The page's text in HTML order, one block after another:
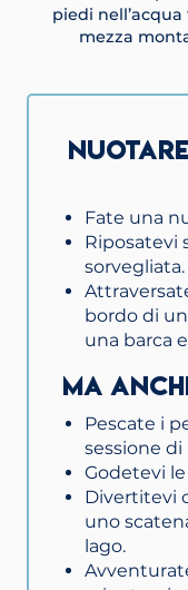
piedi
mezza
Fate una
Riposatevi
sorvegliata.
bordo di
una barca
Ma
Pescate i
sessione di
Godetevi
Divertitevi
uno
lago.